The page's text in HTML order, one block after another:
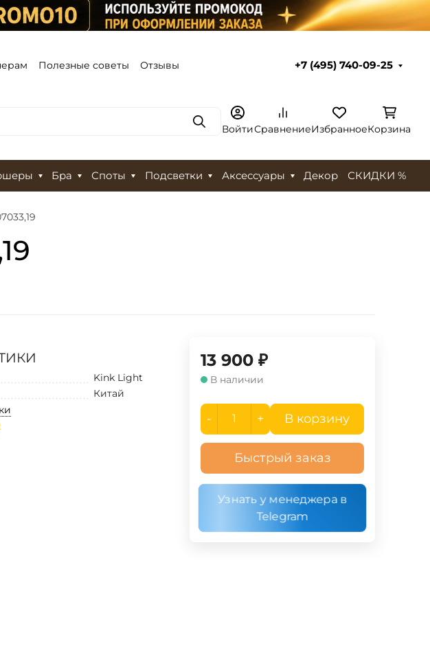
Полезные советы Отзывы +7 (495) 740-09-25
ПоискВойтиСравнениеИзбранноеКорзина
Бра Споты Подсветки Аксессуары Декор СКИДКИ %
Kink Light
Китай
13 900 ₽
В наличии
- + В корзину
Быстрый заказ
Узнать у менеджера в
Telegram